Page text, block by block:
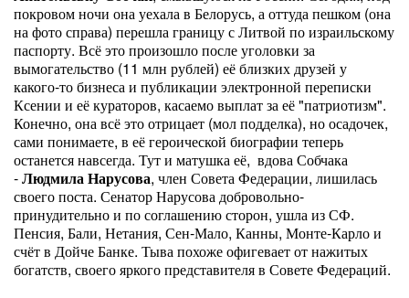
покровом ночи она уехала в Белорусь, а оттуда пешком (она
на фото справа) перешла границу с Литвой по израильскому
паспорту. Всё это произошло после уголовки за
вымогательство (11 млн рублей) её близких друзей у
какого-то бизнеса и публикации электронной переписки
Ксении и её кураторов, касаемо выплат за её "патриотизм".
Конечно, она всё это отрицает (мол подделка), но осадочек,
сами понимаете, в её героической биографии теперь
останется навсегда. Тут и матушка её, вдова Собчака
-Людмила Нарусова, член Совета Федерации, лишилась
своего поста. Сенатор Нарусова добровольно-
принудительно и по соглашению сторон, ушла из СФ.
Пенсия, Бали, Нетания, Сен-Мало, Канны, Монте-Карло и
счёт в Дойче Банке. Тыва похоже офигевает от нажитых
богатств, своего яркого представителя в Совете Федераций.